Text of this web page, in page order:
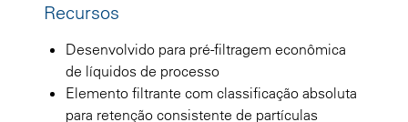
Recursos
Desenvolvido para pré-filtragem econômica
de líquidos de processo
Elemento filtrante com classificação absoluta
para retenção consistente de partículas